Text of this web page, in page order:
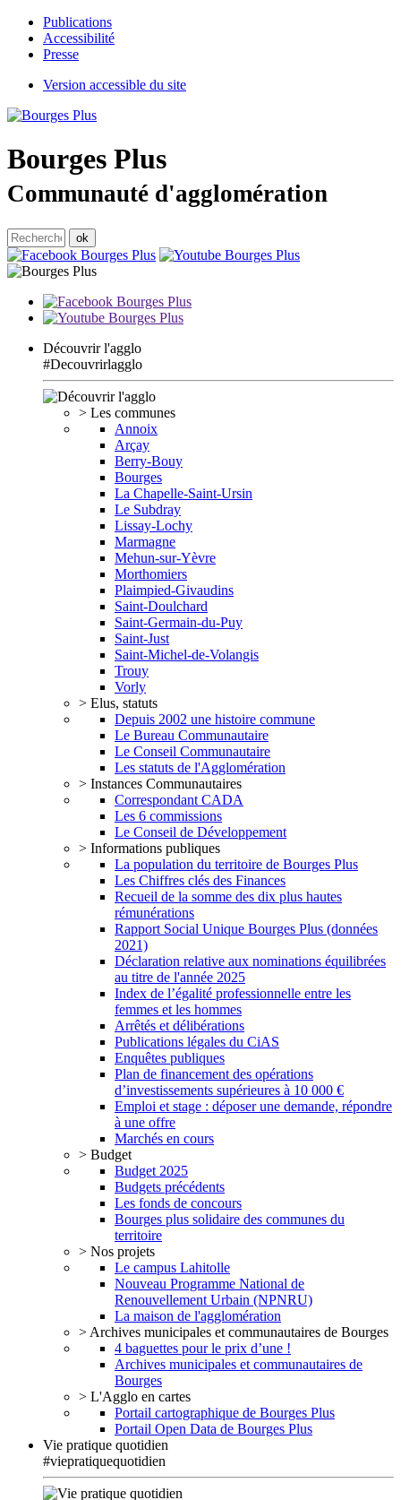
Publications
Accessibilité
Presse
Version accessible du site
Bourges Plus
Communauté d'agglomération
Découvrir l'agglo
#Decouvrirlagglo
> Les communes
Annoix
Arçay
Berry-Bouy
Bourges
La Chapelle-Saint-Ursin
Le Subdray
Lissay-Lochy
Marmagne
Mehun-sur-Yèvre
Morthomiers
Plaimpied-Givaudins
Saint-Doulchard
Saint-Germain-du-Puy
Saint-Just
Saint-Michel-de-Volangis
Trouy
Vorly
> Elus, statuts
Depuis 2002 une histoire commune
Le Bureau Communautaire
Le Conseil Communautaire
Les statuts de l'Agglomération
> Instances Communautaires
Correspondant CADA
Les 6 commissions
Le Conseil de Développement
> Informations publiques
La population du territoire de Bourges Plus
Les Chiffres clés des Finances
Recueil de la somme des dix plus hautes
rémunérations
Rapport Social Unique Bourges Plus (données
2021)
Déclaration relative aux nominations équilibrées
au titre de l'année 2025
Index de l’égalité professionnelle entre les
femmes et les hommes
Arrêtés et délibérations
Publications légales du CiAS
Enquêtes publiques
Plan de financement des opérations
d’investissements supérieures à 10 000 €
Emploi et stage : déposer une demande, répondre
à une offre
Marchés en cours
> Budget
Budget 2025
Budgets précédents
Les fonds de concours
Bourges plus solidaire des communes du
territoire
> Nos projets
Le campus Lahitolle
Nouveau Programme National de
Renouvellement Urbain (NPNRU)
La maison de l'agglomération
> Archives municipales et communautaires de Bourges
4 baguettes pour le prix d’une !
Archives municipales et communautaires de
Bourges
> L'Agglo en cartes
Portail cartographique de Bourges Plus
Portail Open Data de Bourges Plus
Vie pratique quotidien
#viepratiquequotidien